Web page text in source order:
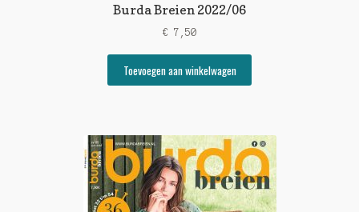
Burda Breien 2022/06
€ 7,50
Toevoegen aan winkelwagen